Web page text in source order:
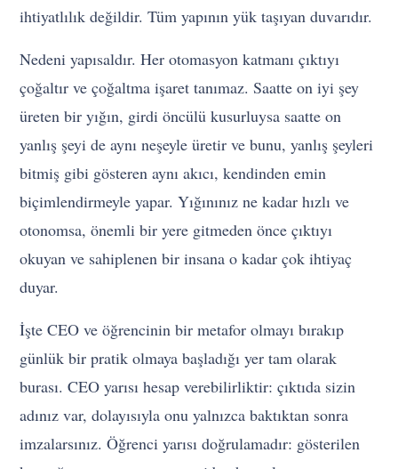
ihtiyatlılık değildir. Tüm yapının yük taşıyan duvarıdır.
Nedeni yapısaldır. Her otomasyon katmanı çıktıyı
çoğaltır ve çoğaltma işaret tanımaz. Saatte on iyi şey
üreten bir yığın, girdi öncülü kusurluysa saatte on
yanlış şeyi de aynı neşeyle üretir ve bunu, yanlış şeyleri
bitmiş gibi gösteren aynı akıcı, kendinden emin
biçimlendirmeyle yapar. Yığınınız ne kadar hızlı ve
otonomsa, önemli bir yere gitmeden önce çıktıyı
okuyan ve sahiplenen bir insana o kadar çok ihtiyaç
duyar.
İşte CEO ve öğrencinin bir metafor olmayı bırakıp
günlük bir pratik olmaya başladığı yer tam olarak
burası. CEO yarısı hesap verebilirliktir: çıktıda sizin
adınız var, dolayısıyla onu yalnızca baktıktan sonra
imzalarsınız. Öğrenci yarısı doğrulamadır: gösterilen